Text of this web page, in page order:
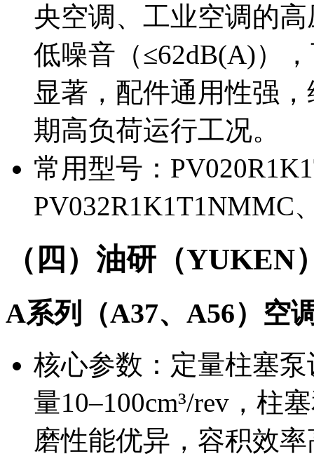
央空调、工业空调的
低噪音（≤62dB(A)）
显著，配件通用性强
期高负荷运行工况。
常用型号：
PV032R1K1T1NMMC
（四）油研（YUKEN
A系列（A37、A56）空
核心参数：定量柱塞
量10–100cm³/rev，柱
磨性能优异，容积效